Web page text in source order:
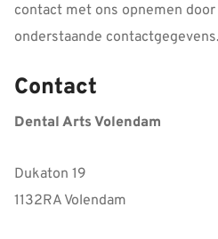
contact met ons opnemen
onderstaande contactgegevens.
Contact
Dental Arts Volendam
Dukaton 19
1132RA Volendam